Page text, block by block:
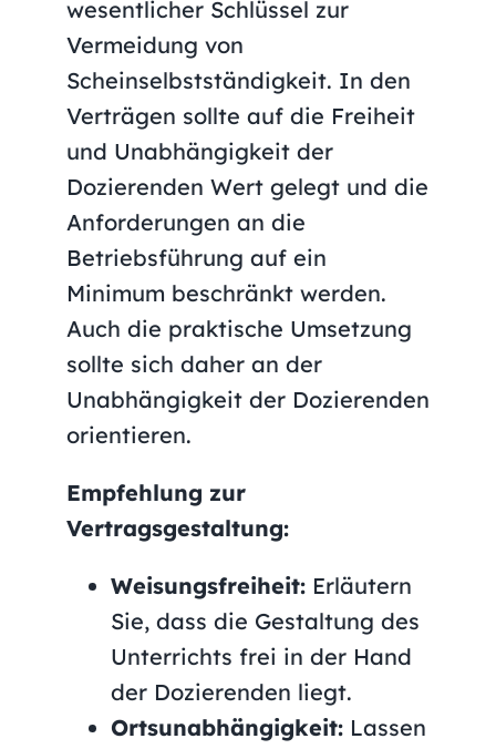
wesentlicher Schlüssel zur
Vermeidung von
Scheinselbstständigkeit. In den
Verträgen sollte auf die Freiheit
und Unabhängigkeit der
Dozierenden Wert gelegt und die
Anforderungen an die
Betriebsführung auf ein
Minimum beschränkt werden.
Auch die praktische Umsetzung
sollte sich daher an der
Unabhängigkeit der Dozierenden
orientieren.
Empfehlung zur
Vertragsgestaltung:
Weisungsfreiheit:Erläutern
Sie, dass die Gestaltung des
Unterrichts frei in der Hand
der Dozierenden liegt.
Ortsunabhängigkeit:Lassen